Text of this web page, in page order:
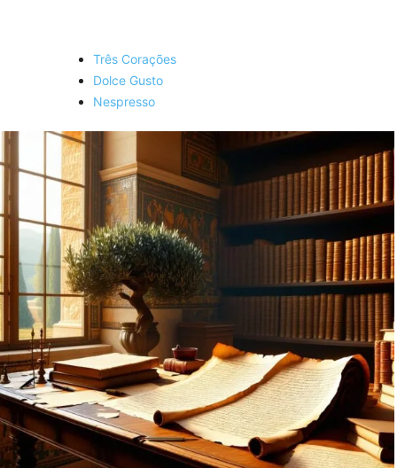
Três Corações
Dolce Gusto
Nespresso